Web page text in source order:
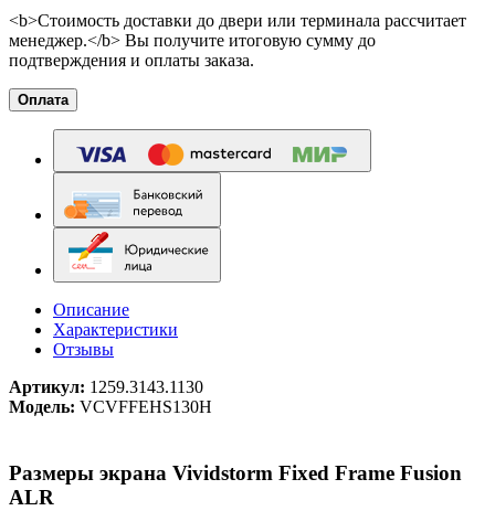
<b>Стоимость доставки до двери или терминала рассчитает
менеджер.</b> Вы получите итоговую сумму до
подтверждения и оплаты заказа.
Оплата
Описание
Характеристики
Отзывы
Артикул: 1259.3143.1130
Модель: VCVFFEHS130H
Размеры экрана Vividstorm Fixed Frame Fusion
ALR